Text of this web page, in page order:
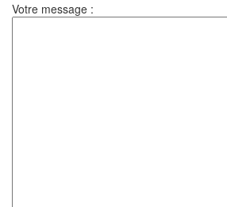
Votre message :